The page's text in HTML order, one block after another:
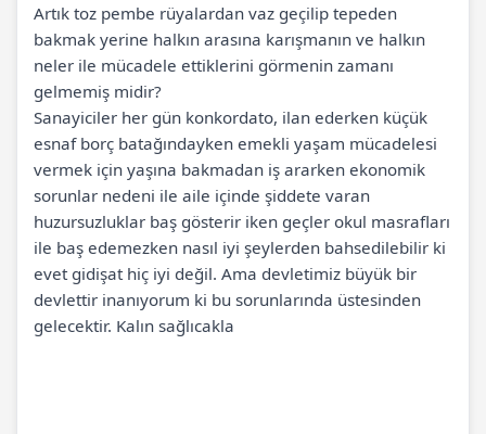
Artık toz pembe rüyalardan vaz geçilip tepeden
bakmak yerine halkın arasına karışmanın ve halkın
neler ile mücadele ettiklerini görmenin zamanı
gelmemiş midir?
Sanayiciler her gün konkordato, ilan ederken küçük
esnaf borç batağındayken emekli yaşam mücadelesi
vermek için yaşına bakmadan iş ararken ekonomik
sorunlar nedeni ile aile içinde şiddete varan
huzursuzluklar baş gösterir iken geçler okul masrafları
ile baş edemezken nasıl iyi şeylerden bahsedilebilir ki
evet gidişat hiç iyi değil. Ama devletimiz büyük bir
devlettir inanıyorum ki bu sorunlarında üstesinden
gelecektir. Kalın sağlıcakla